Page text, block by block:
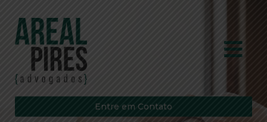
Entre em Contato